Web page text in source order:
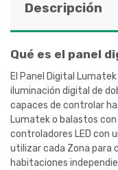
Descripción
Qué es el panel
El Panel Digital
iluminación digital de
capaces de controlar
Lumatek o balastos
controladores LED con
utilizar cada Zona para
habitaciones